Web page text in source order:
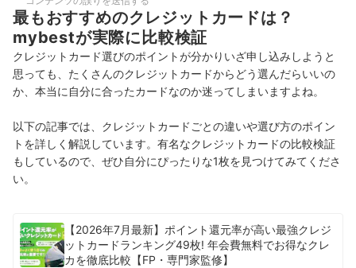
最もおすすめのクレジットカードは？
mybestが実際に比較検証
クレジットカード選びのポイントが分かりいざ申し込みしようと
思っても、たくさんのクレジットカードからどう選んだらいいの
か、本当に自分に合ったカードなのか迷ってしまいますよね。
以下の記事では、クレジットカードごとの違いや選び方のポイン
トを詳しく解説しています。有名なクレジットカードの比較検証
もしているので、ぜひ自分にぴったりな1枚を見つけてみてくださ
い。
【2026年7月最新】ポイント還元率が高い最強クレジ
ットカードランキング49枚! 年会費無料でお得なクレ
カを徹底比較【FP・専門家監修】